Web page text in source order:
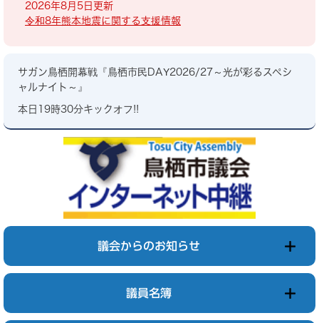
2026年8月5日更新
令和8年熊本地震に関する支援情報
サガン鳥栖開幕戦『鳥栖市民DAY2026/27～光が彩るスペシ
ャルナイト～』
本日19時30分キックオフ!!
議会からのお知らせ
議員名簿